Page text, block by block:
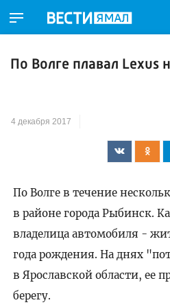
По Волге плавал Lexus
4 декабря 2017
По Волге в течение
в районе города Рыбинск.
владелица автомобиля -
года рождения. На днях
в Ярославской области, ее
берегу.